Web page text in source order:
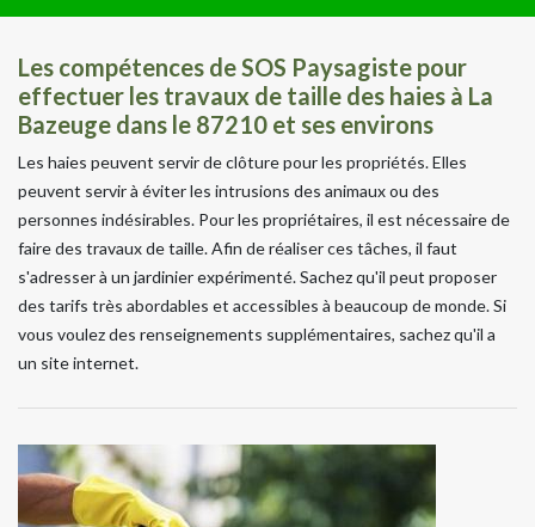
Les compétences de SOS Paysagiste pour
effectuer les travaux de taille des haies à La
Bazeuge dans le 87210 et ses environs
Les haies peuvent servir de clôture pour les propriétés. Elles
peuvent servir à éviter les intrusions des animaux ou des
personnes indésirables. Pour les propriétaires, il est nécessaire de
faire des travaux de taille. Afin de réaliser ces tâches, il faut
s'adresser à un jardinier expérimenté. Sachez qu'il peut proposer
des tarifs très abordables et accessibles à beaucoup de monde. Si
vous voulez des renseignements supplémentaires, sachez qu'il a
un site internet.